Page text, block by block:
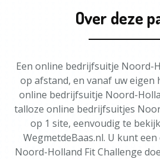
Over deze
Een online bedrijfsuitje Noord-
op afstand, en vanaf uw eigen
online bedrijfsuitje Noord-
talloze online bedrijfsuitjes
op 1 site, eenvoudig te
WegmetdeBaas.nl. U kunt
Noord-Holland Fit Challenge